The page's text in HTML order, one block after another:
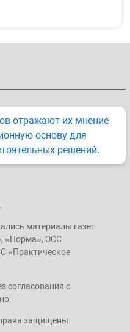
отражают их мнение
основу для
решений.
материалы газет
«Норма», ЭСС
«Практическое
согласования с
защищены.